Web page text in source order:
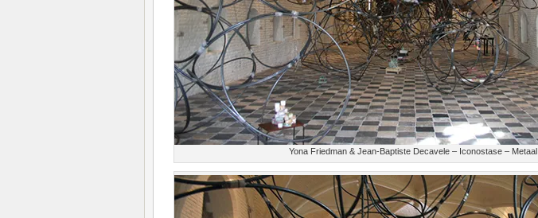
Yona Friedman & Jean-Baptiste Decavele – Iconostase – Metaal